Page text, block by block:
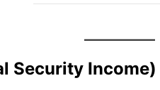
Security